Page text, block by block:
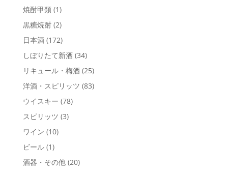
焼酎甲類 (1)
黒糖焼酎 (2)
日本酒 (172)
しぼりたて新酒 (34)
リキュール・梅酒 (25)
洋酒・スピリッツ (83)
ウイスキー (78)
スピリッツ (3)
ワイン (10)
ビール (1)
酒器・その他 (20)